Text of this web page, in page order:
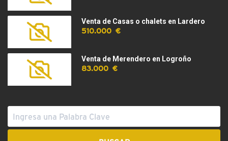
Venta de Casas o chalets en Lardero
510.000 €
Venta de Merendero en Logroño
83.000 €